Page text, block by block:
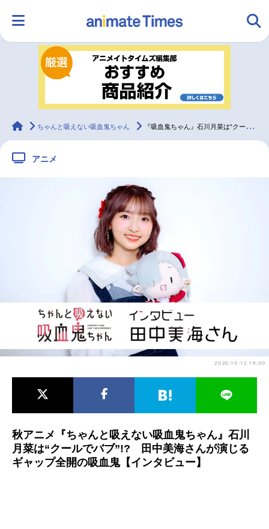
ランキング アニメ
ラジオ
配信・Vtuber トレンド
声優記事一覧
実写化映画一覧
今期アニメ曜日別一覧
春アニメ 夏アニメ
男性声優/女性声優一覧
animateTimes
ちゃんと吸えない吸血鬼ちゃん 『吸血鬼ちゃん』石川月菜は“クールでバブ”!? 田中美海が演じるギャップ全開の吸血鬼
アニメ
2025-10-12 19:00
秋アニメ『ちゃんと吸えない吸血鬼ちゃん』石川
月菜は“クールでバブ”!? 田中美海さんが演じる
ギャップ全開の吸血鬼【インタビュー】